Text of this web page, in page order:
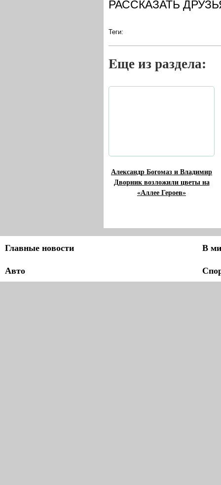
РАССКАЗАТЬ
Теги:
Eще из раздела:
Александр Богомаз и Владимир
Дворник возложили цветы на
«Аллее Героев»
Главные новости
В
Авто